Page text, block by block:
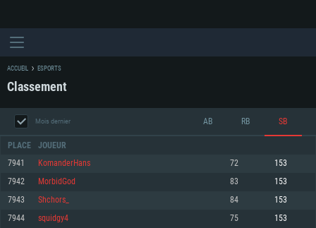
CONFIGURATION SYSTÈME REQUISE
ACCUEIL ESPORTS
Classement
Mois dernier AB RB SB
PLACE JOUEUR
7941 KomanderHans 72 153
7942 MorbidGod 83 153
7943 Shchors_ 84 153
7944 squidgy4 75 153